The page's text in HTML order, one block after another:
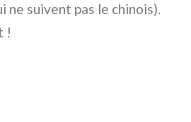
ne suivent pas le chinois).
!